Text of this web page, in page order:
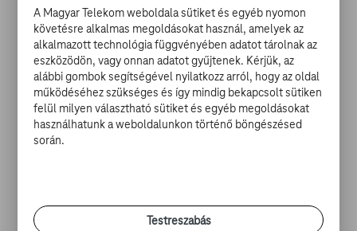
sokszor a forgatások köztött is bennük marad. A Serpico
felvétele közben annyira beleélte magát a
zsaruszerepbe, hogy leintett egy taxist, akit még azzal is
megfenyegetett, hogy letartóztatja a kipufogójából
áradó fekete füstfelhő miatt.
Közönséges bűnözők egy szerepét mondta vissza, ami
azóta is szúrja az oldalát. Pedig olyan valakiről
A Magyar Telekom weboldala sütiket és egyéb nyomon
követésre alkalmas megoldásokat használ, amelyek az
alkalmazott technológia függvényében adatot tárolnak az
eszközödön, vagy onnan adatot gyűjtenek. Kérjük, az
alábbi gombok segítségével nyilatkozz arról, hogy az oldal
működéséhez szükséges és így mindig bekapcsolt sütiken
felül milyen választható sütiket és egyéb megoldásokat
használhatunk a weboldalunkon történő böngészésed
során.
Testreszabás